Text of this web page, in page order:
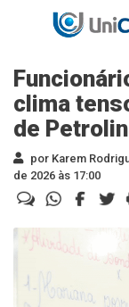
clima
de
por Karem
de 2026 às 17:00